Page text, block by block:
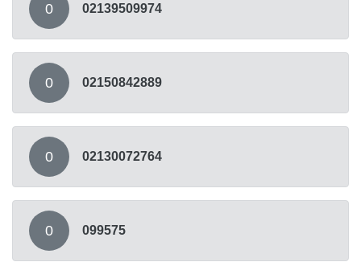
0 02139509974
0 02150842889
0 02130072764
0 099575